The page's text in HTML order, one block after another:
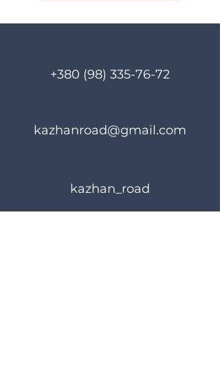
+380 (98) 335-76-72
kazhanroad@gmail.com
kazhan_road